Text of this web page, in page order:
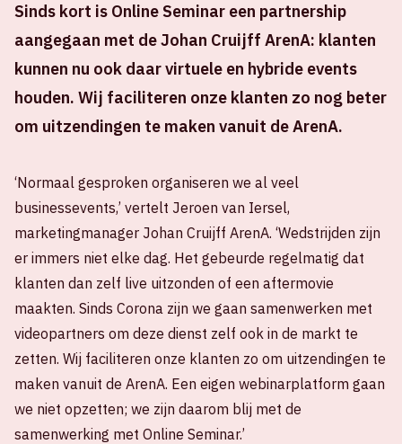
Sinds kort is Online Seminar een partnership
aangegaan met de Johan Cruijff ArenA: klanten
kunnen nu ook daar virtuele en hybride events
houden. Wij faciliteren onze klanten zo nog beter
om uitzendingen te maken vanuit de ArenA.
‘Normaal gesproken organiseren we al veel
businessevents,’ vertelt Jeroen van Iersel,
marketingmanager Johan Cruijff ArenA. ‘Wedstrijden zijn
er immers niet elke dag. Het gebeurde regelmatig dat
klanten dan zelf live uitzonden of een aftermovie
maakten. Sinds Corona zijn we gaan samenwerken met
videopartners om deze dienst zelf ook in de markt te
zetten. Wij faciliteren onze klanten zo om uitzendingen te
maken vanuit de ArenA. Een eigen webinarplatform gaan
we niet opzetten; we zijn daarom blij met de
samenwerking met Online Seminar.’